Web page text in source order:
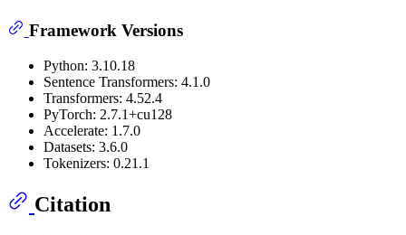
Framework Versions
Python: 3.10.18
Sentence Transformers: 4.1.0
Transformers: 4.52.4
PyTorch: 2.7.1+cu128
Accelerate: 1.7.0
Datasets: 3.6.0
Tokenizers: 0.21.1
Citation